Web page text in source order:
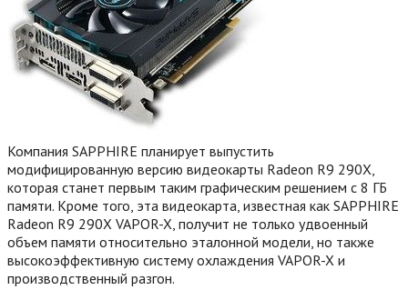
Компания SAPPHIRE планирует выпустить
модифицированную версию видеокарты Radeon R9 290X,
которая станет первым таким графическим решением с 8 ГБ
памяти. Кроме того, эта видеокарта, известная как SAPPHIRE
Radeon R9 290X VAPOR-X, получит не только удвоенный
объем памяти относительно эталонной модели, но также
высокоэффективную систему охлаждения VAPOR-X и
производственный разгон.